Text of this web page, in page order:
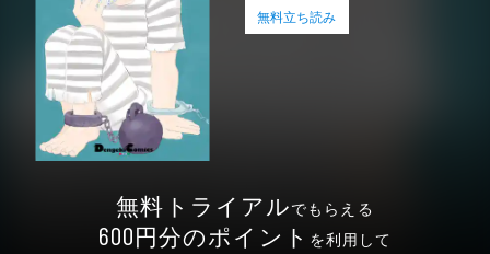
無料立ち読み
無料トライアルでもらえる
600円分のポイント を利用して